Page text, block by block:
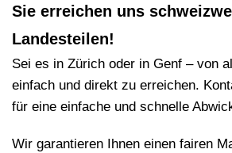
Sie erreichen uns
Landesteilen!
Sei es in Zürich oder in Genf – von
einfach und direkt zu erreichen.
für eine einfache und schnelle
Wir garantieren Ihnen einen fairen